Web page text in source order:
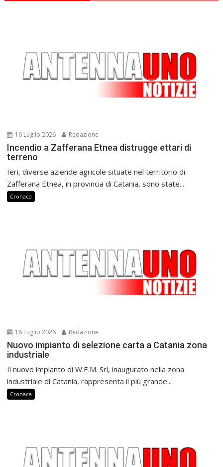
16 Luglio 2026 Redazione
Incendio a Zafferana Etnea distrugge ettari di
terreno
Ieri, diverse aziende agricole situate nel territorio di
Zafferana Etnea, in provincia di Catania, sono state...
Cronaca
16 Luglio 2026 Redazione
Nuovo impianto di selezione carta a Catania zona
industriale
Il nuovo impianto di W.E.M. Srl, inaugurato nella zona
industriale di Catania, rappresenta il più grande...
Cronaca